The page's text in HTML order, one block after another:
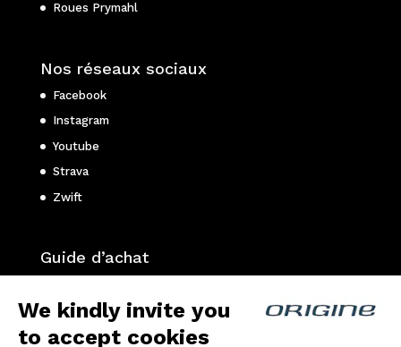
We kindly invite you
to accept cookies
Roues Prymahl
Nos réseaux sociaux
Facebook
Instagram
Youtube
Strava
Zwift
Guide d’achat
Choisir son vélo gravel ?
Choisir son VTT ?